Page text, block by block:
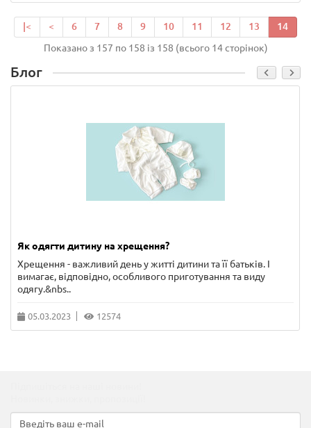
|< < 6 7 8 9 10 11 12 13
14
Показано з 157 по 158 із 158 (всього 14 сторінок)
Блог
Як одягти дитину на хрещення?
Хрещення - важливий день у житті дитини та її батьків. І
вимагає, відповідно, особливого приготування та виду
одягу.&nbs..
05.03.2023 12574